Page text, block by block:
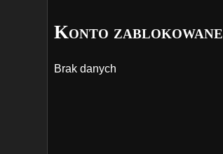
Konto zablokowane
Brak danych